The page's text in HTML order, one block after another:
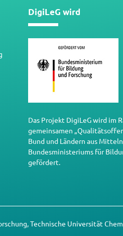
DigiLeG wird
Das Projekt DigiLeG wird im
gemeinsamen
Bund und Ländern aus
Bundesministeriums für
gefördert.
Technische Universität